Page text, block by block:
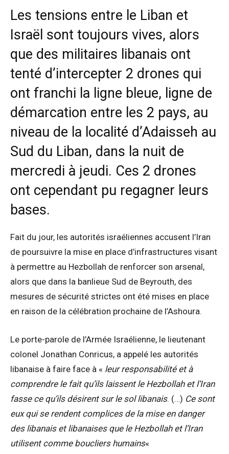
Les tensions entre le Liban et
Israël sont toujours vives, alors
que des militaires libanais ont
tenté d’intercepter 2 drones qui
ont franchi la ligne bleue, ligne de
démarcation entre les 2 pays, au
niveau de la localité d’Adaisseh au
Sud du Liban, dans la nuit de
mercredi à jeudi. Ces 2 drones
ont cependant pu regagner leurs
bases.
Fait du jour, les autorités israéliennes accusent l’Iran
de poursuivre la mise en place d’infrastructures visant
à permettre au Hezbollah de renforcer son arsenal,
alors que dans la banlieue Sud de Beyrouth, des
mesures de sécurité strictes ont été mises en place
en raison de la célébration prochaine de l’Ashoura.
Le porte-parole de l’Armée Israélienne, le lieutenant
colonel Jonathan Conricus, a appelé les autorités
libanaise à faire face à « leur responsabilité et à
comprendre le fait qu’ils laissent le Hezbollah et l’Iran
fasse ce qu’ils désirent sur le sol libanais. (…) Ce sont
eux qui se rendent complices de la mise en danger
des libanais et libanaises que le Hezbollah et l’Iran
utilisent comme boucliers humains«